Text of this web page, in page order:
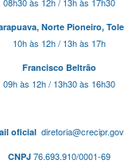
Norte Pioneiro,
10h às 12h / 13h às 17h
Francisco Beltrão
09h às 12h / 13h30 às 16h30
oficial
CNPJ76.693.910/0001-69